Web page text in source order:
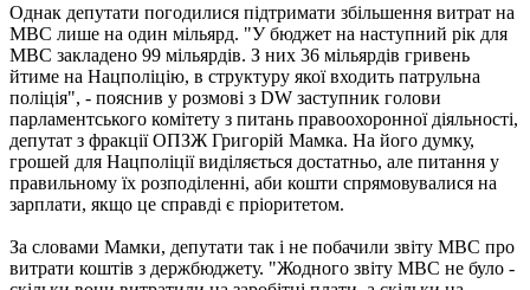
Однак депутати погодилися підтримати збільшення витрат на
МВС лише на один мільярд. "У бюджет на наступний рік для
МВС закладено 99 мільярдів. З них 36 мільярдів гривень
йтиме на Нацполіцію, в структуру якої входить патрульна
поліція", - пояснив у розмові з DW заступник голови
парламентського комітету з питань правоохоронної діяльності,
депутат з фракції ОПЗЖ Григорій Мамка. На його думку,
грошей для Нацполіції виділяється достатньо, але питання у
правильному їх розподіленні, аби кошти спрямовувалися на
зарплати, якщо це справді є пріоритетом.
За словами Мамки, депутати так і не побачили звіту МВС про
витрати коштів з держбюджету. "Жодного звіту МВС не було -